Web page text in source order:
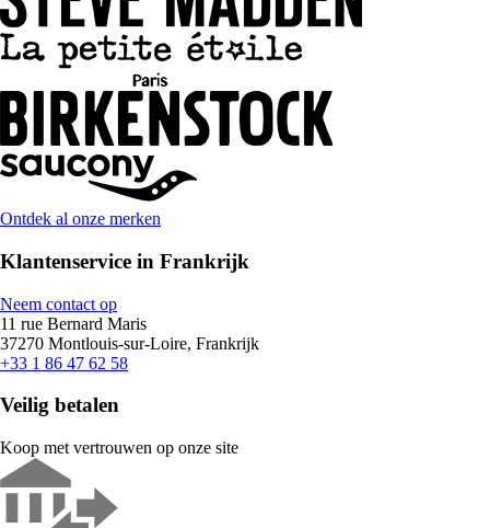
Ontdek al onze merken
Klantenservice in Frankrijk
Neem contact op
11 rue Bernard Maris
37270 Montlouis-sur-Loire, Frankrijk
+33 1 86 47 62 58
Veilig betalen
Koop met vertrouwen op onze site